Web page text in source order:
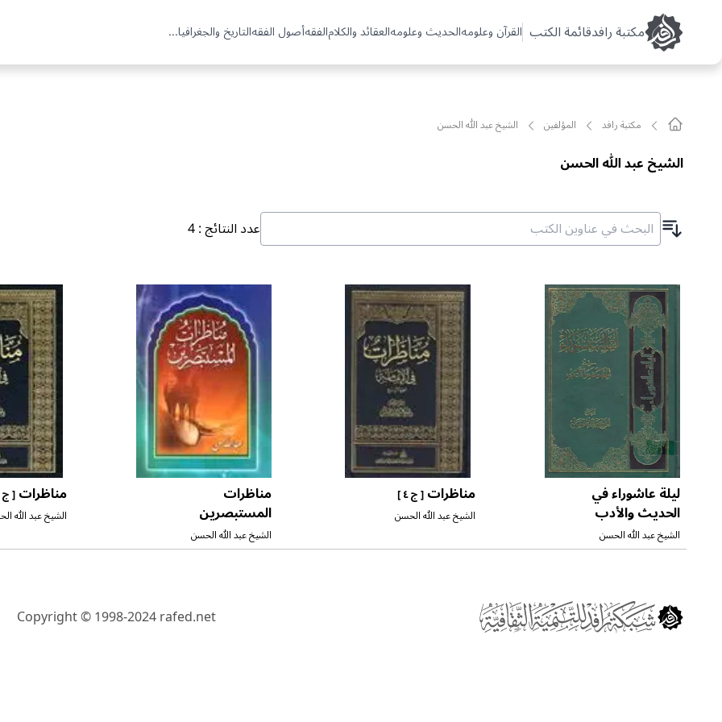
مکتبة رافدقائمة الكتب القرآن وعلومهالحديث وعلومهالعقائد والكلامالفقهأصول الفقهالتاريخ والجغرافيا...
مکتبة رافد المؤلفين الشيخ عبد الله الحسن
الشيخ عبد الله الحسن
عدد النتائج:
4
ليلة عاشوراء في
الحديث والأدب
الشيخ عبد الله الحسن
مناظرات[ ج ٤ ]
الشيخ عبد الله الحسن
مناظرات
المستبصرين
الشيخ عبد الله الحسن
مناظرات[ ج ٣ ]
الشيخ عبد الله
Copyright © 1998-2024 rafed.net